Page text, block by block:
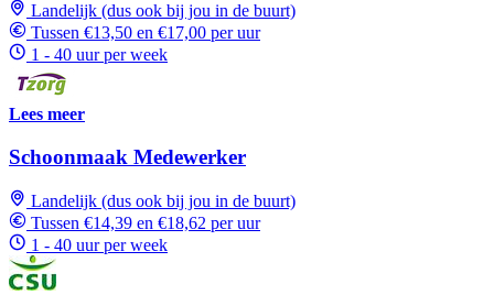
Landelijk (dus ook bij jou in de buurt)
Tussen €13,50 en €17,00 per uur
1 - 40 uur per week
Lees meer
Schoonmaak Medewerker
Landelijk (dus ook bij jou in de buurt)
Tussen €14,39 en €18,62 per uur
1 - 40 uur per week